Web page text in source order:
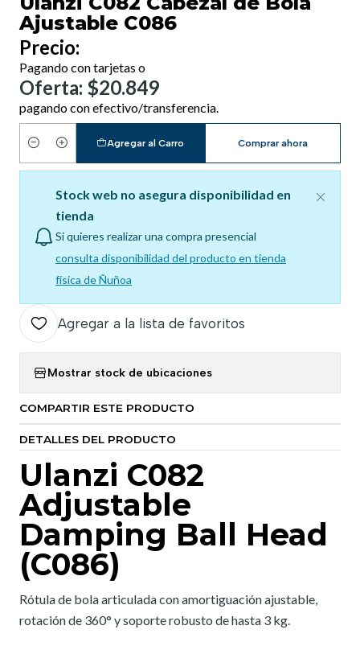
Ajustable C086
Precio:
Pagando con tarjetas o
Oferta: $20.849
pagando con efectivo/transferencia.
Cantidad
Agregar al Carro Comprar ahora
Stock web no asegura disponibilidad en
tienda
Si quieres realizar una compra presencial
consulta disponibilidad del producto en tienda
física de Ñuñoa
Agregar a la lista de favoritos
Mostrar stock de ubicaciones
COMPARTIR ESTE PRODUCTO
DETALLES DEL PRODUCTO
Ulanzi C082
Adjustable
Damping Ball Head
(C086)
Rótula de bola articulada con amortiguación ajustable,
rotación de 360° y soporte robusto de hasta 3 kg.